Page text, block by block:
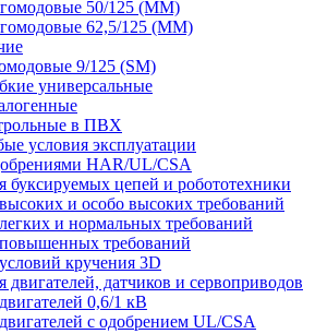
50/125 (ММ)
62,5/125 (ММ)
9/125 (SM)
универсальные
в ПВХ
условия эксплуатации
HAR/UL/CSA
буксируемых цепей и робототехники
и особо высоких требований
и нормальных требований
требований
кручения 3D
двигателей, датчиков и сервоприводов
0,6/1 кВ
с одобрением UL/CSA